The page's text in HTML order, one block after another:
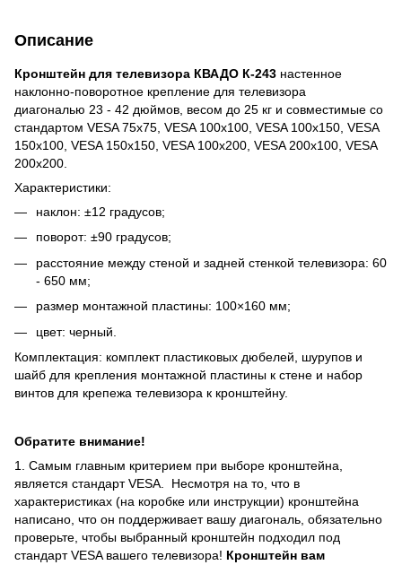
Описание
Кронштейн для телевизора КВАДО К-243 настенное
наклонно-поворотное крепление для телевизора
диагональю 23 - 42 дюймов, весом до 25 кг и совместимые со
стандартом VESA 75x75, VESA 100x100, VESA 100x150, VESA
150x100, VESA 150x150, VESA 100x200, VESA 200x100, VESA
200x200.
Характеристики:
наклон: ±12 градусов;
поворот: ±90 градусов;
расстояние между стеной и задней стенкой телевизора: 60
- 650 мм;
размер монтажной пластины: 100×160 мм;
цвет: черный.
Комплектация: комплект пластиковых дюбелей, шурупов и
шайб для крепления монтажной пластины к стене и набор
винтов для крепежа телевизора к кронштейну.
Обратите внимание!
1. Самым главным критерием при выборе кронштейна,
является стандарт VESA. Несмотря на то, что в
характеристиках (на коробке или инструкции) кронштейна
написано, что он поддерживает вашу диагональ, обязательно
проверьте, чтобы выбранный кронштейн подходил под
стандарт VESA вашего телевизора! Кронштейн вам